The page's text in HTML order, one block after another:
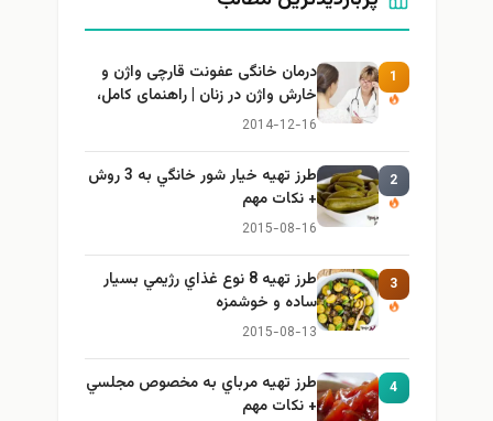
درمان خانگی عفونت قارچی واژن و
خارش واژن در زنان | راهنمای کامل،
ایمن و کاربردی
2014-12-16
طرز تهيه خیار شور خانگي به 3 روش
+ نكات مهم
2015-08-16
طرز تهيه 8 نوع غذاي رژيمي بسيار
ساده و خوشمزه
2015-08-13
طرز تهيه مرباي به مخصوص مجلسي
+ نكات مهم